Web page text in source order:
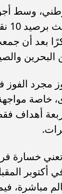
وسط
مجرد الفوز
مواجهة
أهداف
خسارة
أكتوبر